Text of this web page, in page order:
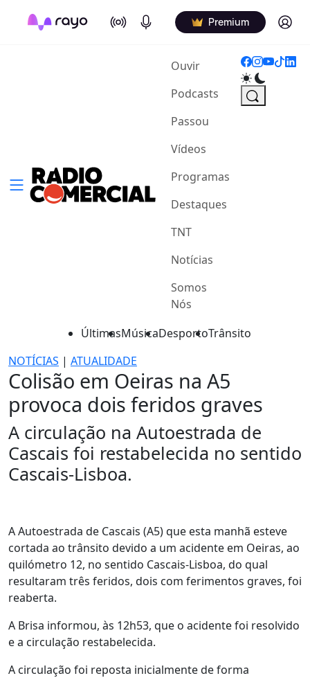
On Air Podcasts Premium Log in
Ouvir(current)
Podcasts
Passou
Vídeos
Programas
Destaques
TNT
Notícias
Somos
Nós
ÚltimasMúsicaDesportoTrânsito
NOTÍCIAS | ATUALIDADE
Colisão em Oeiras na A5
provoca dois feridos graves
A circulação na Autoestrada de
Cascais foi restabelecida no sentido
Cascais-Lisboa.
A Autoestrada de Cascais (A5) que esta manhã esteve
cortada ao trânsito devido a um acidente em Oeiras, ao
quilómetro 12, no sentido Cascais-Lisboa, do qual
resultaram três feridos, dois com ferimentos graves, foi
reaberta.
A Brisa informou, às 12h53, que o acidente foi resolvido
e a circulação restabelecida.
A circulação foi reposta inicialmente de forma